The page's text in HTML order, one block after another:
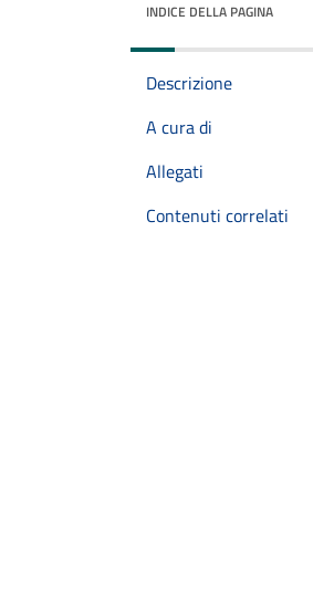
INDICE DELLA PAGINA
Descrizione
A cura di
Allegati
Contenuti correlati